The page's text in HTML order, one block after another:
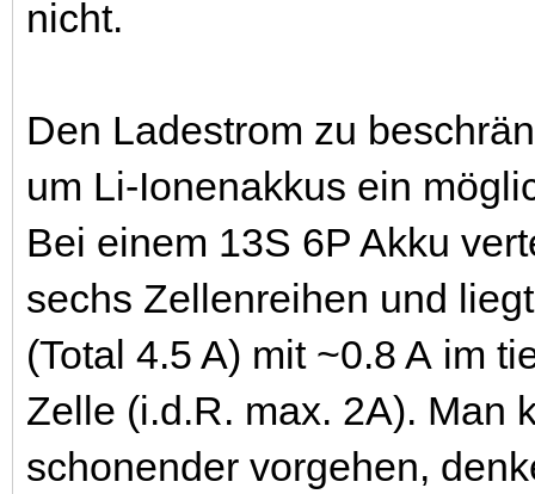
nicht.
Den Ladestrom zu
um Li-Ionenakkus ein
Bei einem 13S 6P Akku
sechs Zellenreihen und
(Total 4.5 A) mit ~0.8 A im
Zelle (i.d.R. max. 2A). Man
schonender vorgehen,